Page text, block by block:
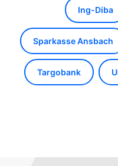
Ing-Diba
Sparkasse Ansbach
Targobank